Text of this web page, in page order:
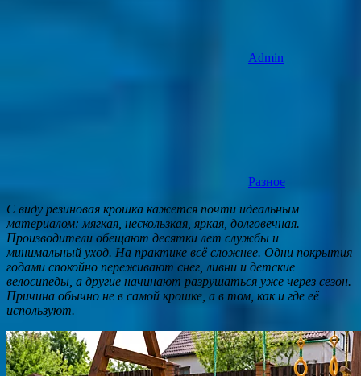
Admin
Разное
С виду резиновая крошка кажется почти идеальным
материалом: мягкая, нескользкая, яркая, долговечная.
Производители обещают десятки лет службы и
минимальный уход. На практике всё сложнее. Одни покрытия
годами спокойно переживают снег, ливни и детские
велосипеды, а другие начинают разрушаться уже через сезон.
Причина обычно не в самой крошке, а в том, как и где её
используют.